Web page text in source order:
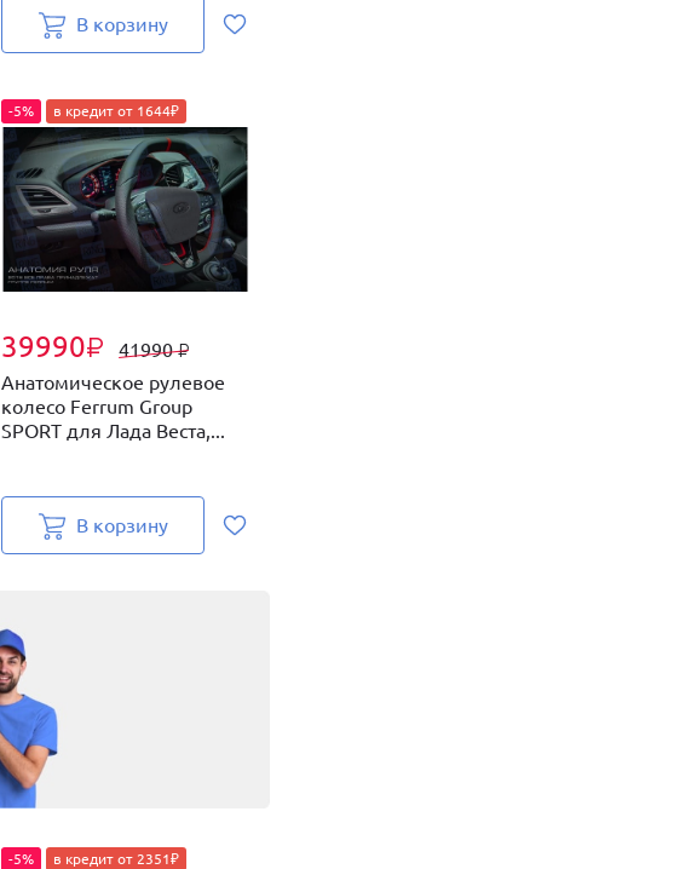
В корзину
39990₽ 41990₽
-5% в кредит от 1644₽
Анатомическое рулевое
колесо Ferrum Group
SPORT для Лада Веста,...
В корзину
-5% в кредит от 2351₽